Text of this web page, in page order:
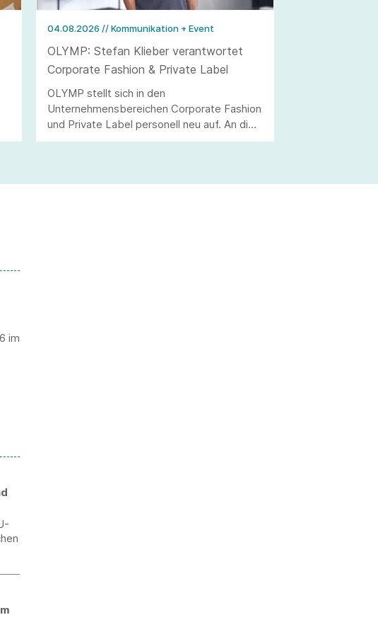
04.08.2026// Kommunikation + Event
OLYMP: Stefan Klieber verantwortet
Corporate Fashion & Private Label
OLYMP stellt sich in den
Unternehmensbereichen Corporate Fashion
und Private Label personell neu auf. An die
Stelle von Andreas Telahr rückt der
und Private Label bei der Modemarke
im